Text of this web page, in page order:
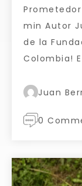
min Autor
de la
Colombia!
Juan
0